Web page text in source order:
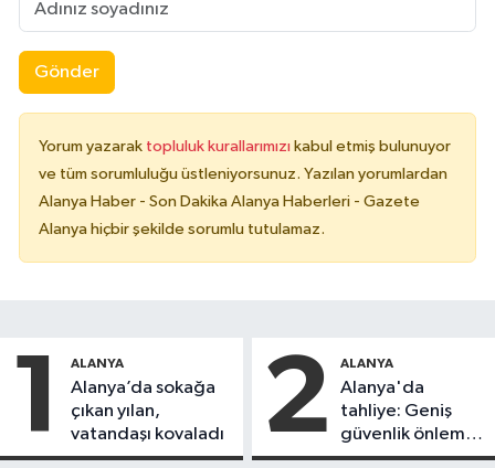
Gönder
Yorum yazarak topluluk kurallarımızı kabul etmiş bulunuyor
ve tüm sorumluluğu üstleniyorsunuz. Yazılan yorumlardan
Alanya Haber - Son Dakika Alanya Haberleri - Gazete
Alanya hiçbir şekilde sorumlu tutulamaz.
1 ALANYA
Alanya’da sokağa
çıkan yılan,
vatandaşı kovaladı
2 ALANYA
Alanya'da
tahliye: Geniş
güvenlik önlemi
alındı